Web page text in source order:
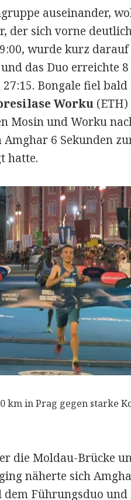
auseinander,
der sich vorne
wurde kurz
das Duo erreichte
Bongale fiel
Worku
Mosin und Worku
6 Sekunden
hatte.
km in Prag gegen starke
die Moldau-Brücke
näherte sich
Führungsduo und